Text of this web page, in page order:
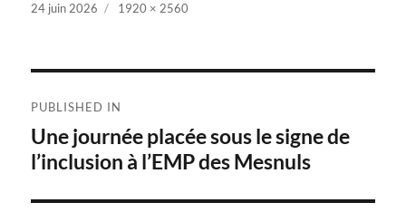
Posted
24 juin 2026
Full
1920 × 2560
de
l’article
PUBLISHED IN
Une journée placée sous le signe de
l’inclusion à l’EMP des Mesnuls